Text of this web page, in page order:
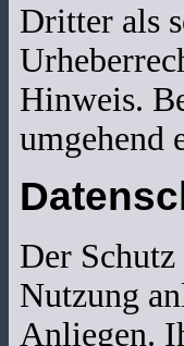
Dritter als
Hinweis.
umgehend
Der
Nutzung
Anliegen.